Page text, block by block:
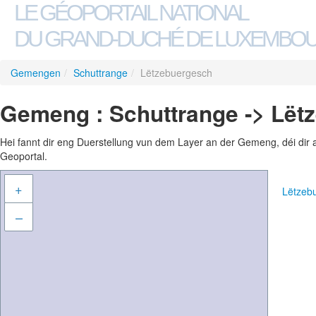
LE GÉOPORTAIL NATIONAL
DU GRAND-DUCHÉ DE
Gemengen / Schuttrange / Lëtzebuergesch
Gemeng : Schuttrange ->
Hei fannt dir eng Duerstellung vun dem Layer an der Gemeng, déi
Geoportal.
+
–